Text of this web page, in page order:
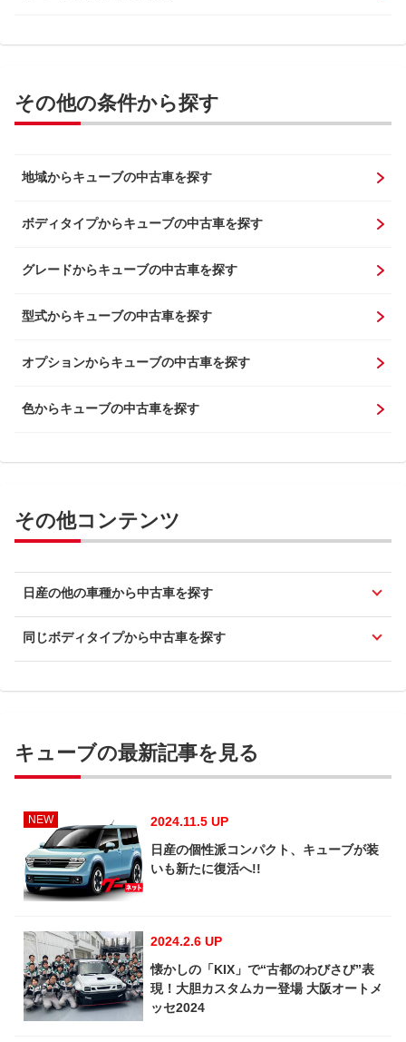
その他の条件から探す
地域からキューブの中古車を探す
ボディタイプからキューブの中古車を探す
グレードからキューブの中古車を探す
型式からキューブの中古車を探す
オプションからキューブの中古車を探す
色からキューブの中古車を探す
その他コンテンツ
日産の他の車種から中古車を探す
同じボディタイプから中古車を探す
キューブの最新記事を見る
NEW
2024.11.5 UP
日産の個性派コンパクト、キューブが装
いも新たに復活へ!!
2024.2.6 UP
懐かしの「KIX」で“古都のわびさび”表
現！大胆カスタムカー登場 大阪オートメ
ッセ2024